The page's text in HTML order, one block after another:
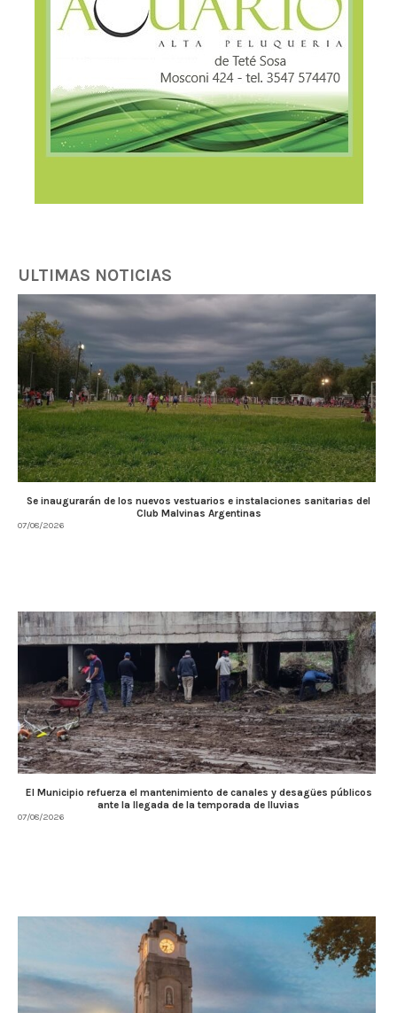
ULTIMAS NOTICIAS
Se inaugurarán de los nuevos vestuarios e instalaciones sanitarias del
Club Malvinas Argentinas
07/08/2026
El Municipio refuerza el mantenimiento de canales y desagües públicos
ante la llegada de la temporada de lluvias
07/08/2026